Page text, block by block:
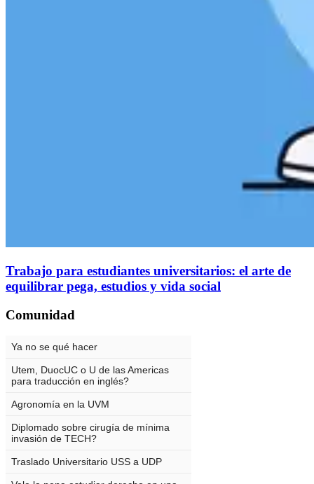
Trabajo para estudiantes universitarios: el arte de
equilibrar pega, estudios y vida social
Comunidad